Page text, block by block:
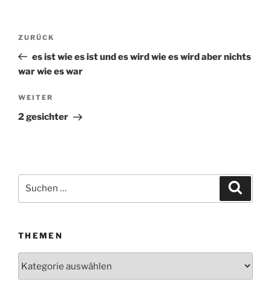
Beitragsnavigation
Vorheriger
Beitrag
ZURÜCK
es ist wie es ist und es wird wie es wird aber nichts
war wie es war
Nächster
Beitrag
WEITER
2 gesichter
Suchen
THEMEN